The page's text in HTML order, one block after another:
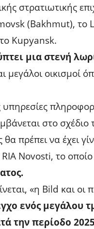
στρατιωτικής
(Bakhmut), το
Kupyansk.
μια στενή
μεγάλοι
υπηρεσίες
στο σχέδιο
πρέπει να έχει
Novosti, το οποίο
«η Bild και οι
ενός μεγάλου
την περίοδο